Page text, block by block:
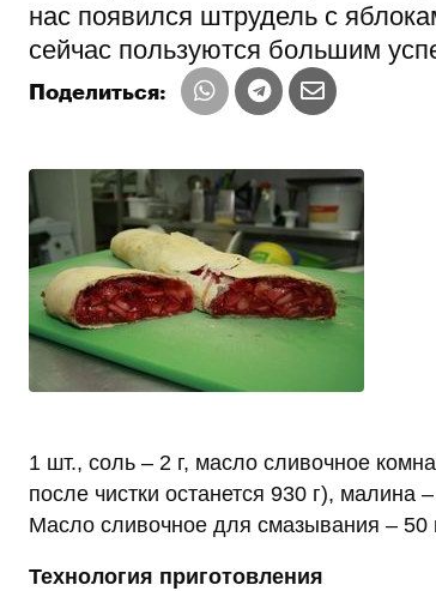
нас появился штрудель с
сейчас пользуются большим
Поделиться:
1 шт., соль – 2 г, масло сливочное
после чистки останется 930 г), малина
Масло сливочное для смазывания – 50
Технология приготовления